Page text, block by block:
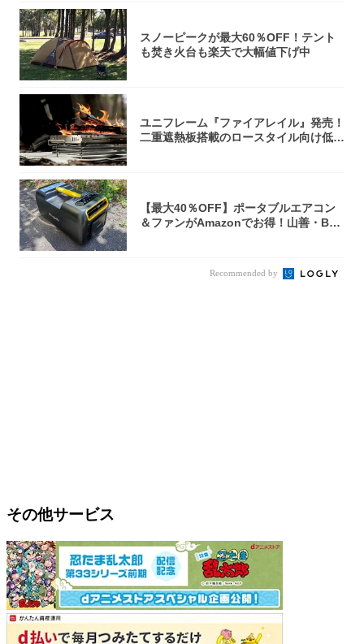
スノーピークが最大60％OFF！テント
も焚き火台も楽天で大幅値下げ中
ユニフレーム『ファイアレイル』発売！
二重遮熱板搭載のロースタイル向け低型
【最大40％OFF】ポータブルエアコン
＆ファンがAmazonでお得！山善・Bo
Recommended by
その他サービス